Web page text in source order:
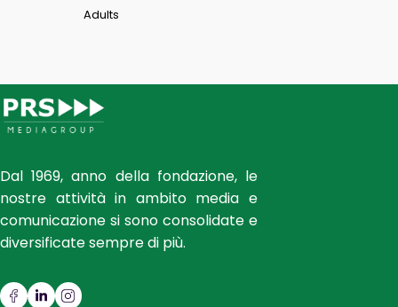
Adults
Dal 1969, anno della fondazione, le
nostre attività in ambito media e
comunicazione si sono consolidate e
diversificate sempre di più.